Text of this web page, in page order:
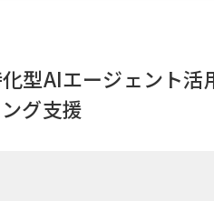
ング（トップライン・コストの構
念実証）の設計、および市場参
けた不採算事業の見直し、プロ
メント、組織再編計画策定、お
型AIエージェント活
グ支援